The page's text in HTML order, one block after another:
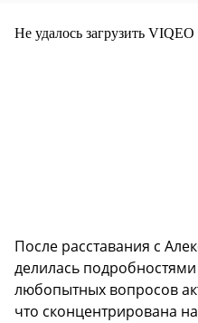
Не удалось загрузить VIQEO
После расставания с
делилась
любопытных вопросов
что сконцентрирована